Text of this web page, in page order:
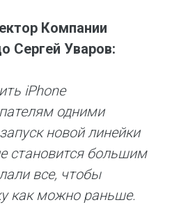
Компании
Сергей Уваров:
iPhone
одними
новой линейки
становится большим
все, чтобы
как можно раньше.